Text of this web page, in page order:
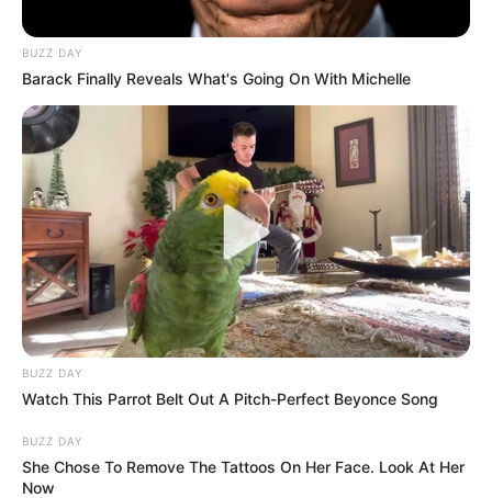
BUZZ DAY
Barack Finally Reveals What's Going On With Michelle
BUZZ DAY
Watch This Parrot Belt Out A Pitch-Perfect Beyonce Song
BUZZ DAY
She Chose To Remove The Tattoos On Her Face. Look At Her
Now